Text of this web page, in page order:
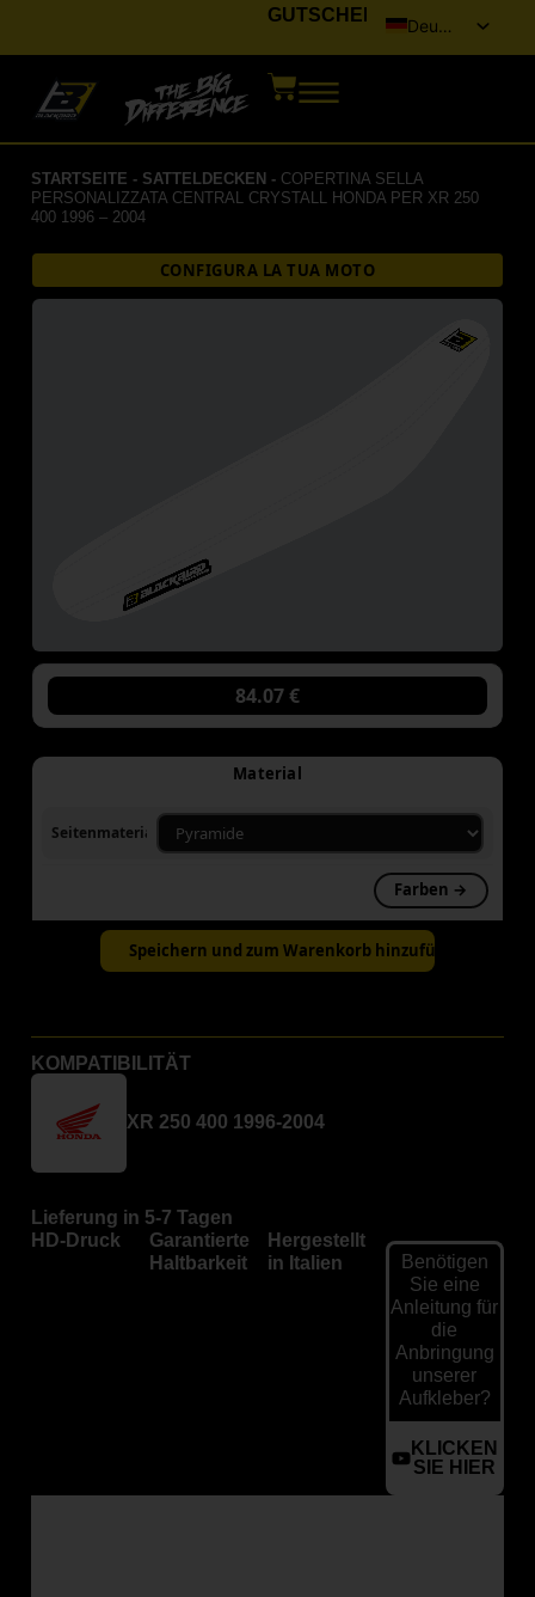
GUTSCHEIN
Deutsch
Français
Español
STARTSEITE - SATTELDECKEN - COPERTINA SELLA
PERSONALIZZATA CENTRAL CRYSTALL HONDA PER XR 250
400 1996 – 2004
84.07 €
Material
Seitenmaterial
Farben →
Speichern und zum Warenkorb hinzufügen
KOMPATIBILITÄT
XR 250 400 1996-2004
Lieferung in 5-7 Tagen
HD-Druck
Garantierte
Haltbarkeit
Hergestellt
in Italien
Benötigen
Sie eine
Anleitung für
die
Anbringung
unserer
Aufkleber?
KLICKEN
SIE HIER